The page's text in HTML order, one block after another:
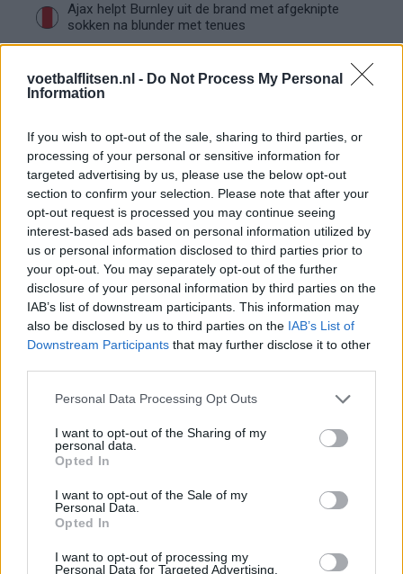
voetbalflitsen.nl - Do Not Process My Personal
Information
If you wish to opt-out of the sale, sharing to third parties, or
processing of your personal or sensitive information for
targeted advertising by us, please use the below opt-out
section to confirm your selection. Please note that after your
opt-out request is processed you may continue seeing
interest-based ads based on personal information utilized by
us or personal information disclosed to third parties prior to
your opt-out. You may separately opt-out of the further
disclosure of your personal information by third parties on the
IAB’s list of downstream participants. This information may
also be disclosed by us to third parties on the IAB’s List of
Downstream Participants that may further disclose it to other
Personal Data Processing Opt Outs
I want to opt-out of the Sharing of my
personal data.
Opted In
I want to opt-out of the Sale of my
Personal Data.
Opted In
I want to opt-out of processing my
Personal Data for Targeted Advertising.
Ajax helpt Burnley uit de brand met afgeknipte
sokken na blunder met tenues
Hakim Ziyech verhuurt opnieuw luxe
appartement op Amsterdamse Zuidas
Marcos Leonardo laat eerste indruk achter bij
Ajax: 'Hier gaan fans van genieten'
Resterend oefenprogramma Ajax: waar zijn de
duels te zien
Ajax groeit onder Míchel, maar transfermarkt
blijft cruciaal
Ajax-talent Mohamed Abdalla schrijft Europese
geschiedenis
Shane Kluivert krijgt kans van Flick en begint in
de basis bij FC Barcelona
Servische media vergelijken Ajax-talent Abdellah
Ajax zet grote stap richting volgende ronde na